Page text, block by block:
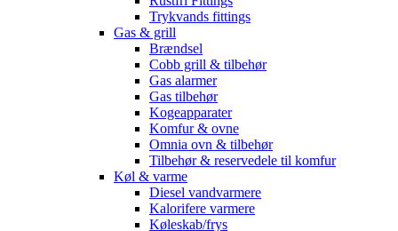
Trykvands fittings
Gas & grill
Brændsel
Cobb grill & tilbehør
Gas alarmer
Gas tilbehør
Kogeapparater
Komfur & ovne
Omnia ovn & tilbehør
Tilbehør & reservedele til komfur
Køl & varme
Diesel vandvarmere
Kalorifere varmere
Køleskab/frys